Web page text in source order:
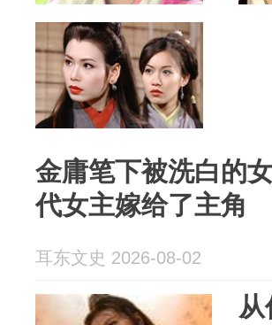
金庸笔下被洗白的
代女主嫁给了主角
耳东文史 2026-08-02